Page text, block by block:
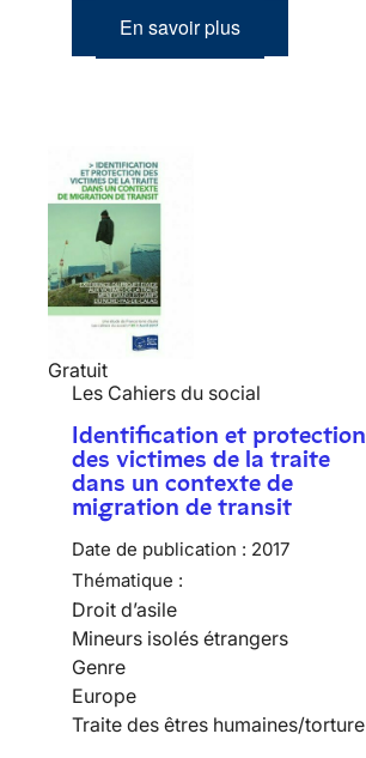
En savoir plus
Gratuit
Les Cahiers du social
Identification et protection
des victimes de la traite
dans un contexte de
migration de transit
Date de publication : 2017
Thématique :
Droit d’asile
Mineurs isolés étrangers
Genre
Europe
Traite des êtres humaines/torture